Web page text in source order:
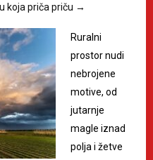
koja priča priču →
Ruralni
prostor nudi
nebrojene
motive, od
jutarnje
magle iznad
polja i žetve